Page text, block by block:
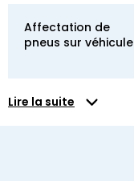
Affectation de
pneus sur véhicule
Lire la suite